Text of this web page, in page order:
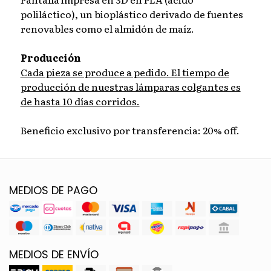
poliláctico), un bioplástico derivado de fuentes
renovables como el almidón de maíz.
Producción
Cada pieza se produce a pedido. El tiempo de
producción de nuestras lámparas colgantes es
de hasta 10 días corridos.
Beneficio exclusivo por transferencia: 20% off.
MEDIOS DE PAGO
MEDIOS DE ENVÍO